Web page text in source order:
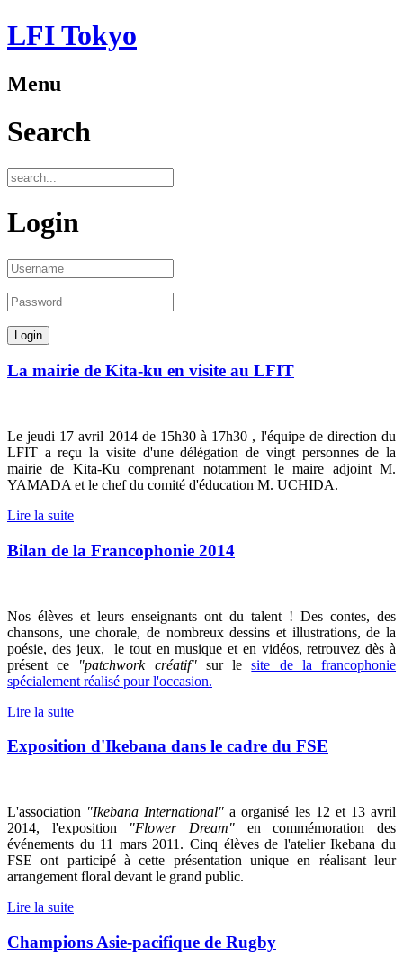
LFI Tokyo
Menu
Search
Login
La mairie de Kita-ku en visite au LFIT
Le jeudi 17 avril 2014 de 15h30 à 17h30 , l'équipe de direction du
LFIT a reçu la visite d'une délégation de vingt personnes de la
mairie de Kita-Ku comprenant notamment le maire adjoint M.
YAMADA et le chef du comité d'éducation M. UCHIDA.
Lire la suite
Bilan de la Francophonie 2014
Nos élèves et leurs enseignants ont du talent ! Des contes, des
chansons, une chorale, de nombreux dessins et illustrations, de la
poésie, des jeux, le tout en musique et en vidéos, retrouvez dès à
présent ce "patchwork créatif"sur lesite de la francophonie
spécialement réalisé pour l'occasion.
Lire la suite
Exposition d'Ikebana dans le cadre du FSE
L'association "Ikebana International" a organisé les 12 et 13 avril
2014, l'exposition "Flower Dream" en commémoration des
événements du 11 mars 2011. Cinq élèves de l'atelier Ikebana du
FSE ont participé à cette présentation unique en réalisant leur
arrangement floral devant le grand public.
Lire la suite
Champions Asie-pacifique de Rugby